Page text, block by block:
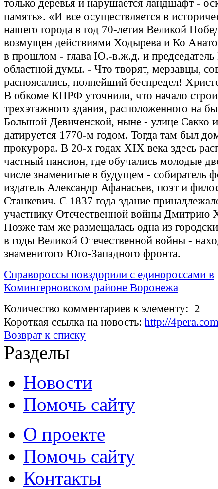
только деревья и нарушается ландшафт -
память». «И все осуществляется в
нашего города в год 70-летия Великой
возмущен действиями Ходырева и Ко
в прошлом - глава Ю.-в.ж.д. и
областной думы. - Что творят, мерзавцы,
распоясались, полнейший беспредел!
В обкоме КПРФ уточнили, что начало
трехэтажного здания, расположенного на
Большой Девиченской, ныне - улице Сакко
датируется 1770-м годом. Тогда там был
прокурора. В 20-х годах XIX века здесь
частный пансион, где обучались молодые
числе знаменитые в будущем - собиратель
издатель Александр Афанасьев, поэт и
Станкевич. С 1837 года здание
участнику Отечественной войны Дмитрию
Позже там же размещалась одна из
в годы Великой Отечественной войны -
знаменитого Юго-Западного фронта.
Справороссы повздорили с единороссами в
Коминтерновском районе Воронежа
Количество комментариев к элементу: 2
Короткая ссылка на новость: http://
Возврат к списку
Разделы
Новости
Помочь сайту
О проекте
Помочь сайту
Контакты